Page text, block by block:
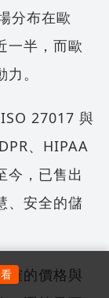
分布在歐
一半，而歐
。
27017 與
、HIPAA
今，已售出
、安全的儲
確的價格與